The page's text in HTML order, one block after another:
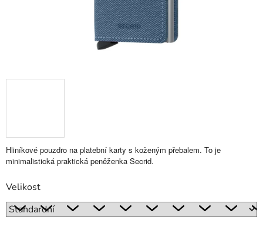
Hliníkové pouzdro na platební karty s koženým přebalem. To je
minimalistická praktická peněženka Secrid.
Velikost